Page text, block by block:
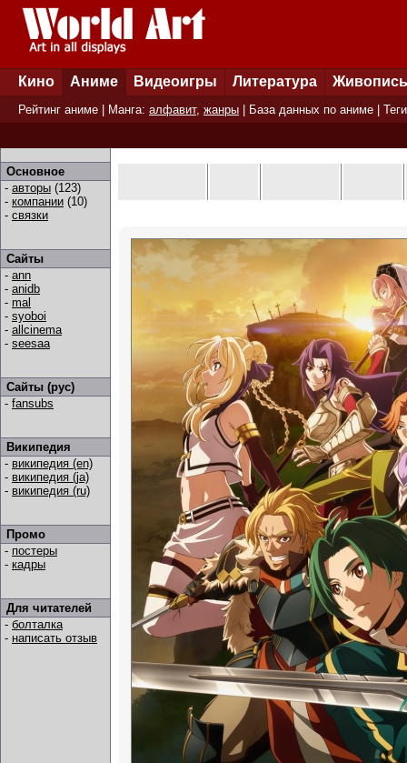
Кино Аниме Видеоигры Литература Живопись
Рейтинг аниме | Манга: алфавит, жанры База данных по аниме Теги
Основное
- авторы (123)
- компании (10)
- связки
Сайты
- ann
- anidb
- mal
- syoboi
- allcinema
- seesaa
Сайты (рус)
- fansubs
Википедия
- википедия (en)
- википедия (ja)
- википедия (ru)
Промо
- постеры
- кадры
Для читателей
- болталка
- написать отзыв